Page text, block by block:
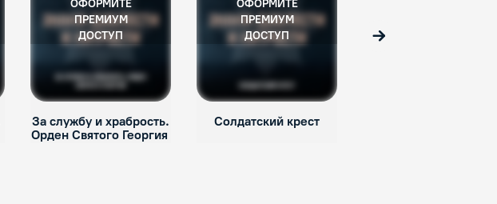
ОФОРМИТЕ
ПРЕМИУМ
ДОСТУП
За службу и храбрость.
Орден Святого Георгия
ОФОРМИТЕ
ПРЕМИУМ
ДОСТУП
Солдатский крест
Вперед